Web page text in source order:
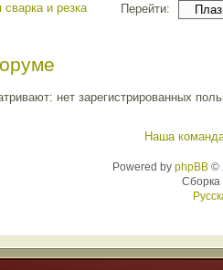
и резка Перейти:
нет зарегистрированных
Наша
Powered by phpBB©